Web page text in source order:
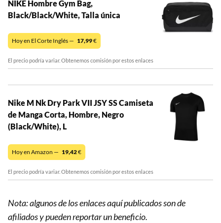
NIKE Hombre Gym Bag,
Black/Black/White, Talla única
Hoy en El Corte Inglés — 17,99€
El precio podría variar. Obtenemos comisión por estos enlaces
Nike M Nk Dry Park VII JSY SS Camiseta
de Manga Corta, Hombre, Negro
(Black/White), L
Hoy en Amazon — 19,42€
El precio podría variar. Obtenemos comisión por estos enlaces
Nota: algunos de los enlaces aquí publicados son de
afiliados y pueden reportar un beneficio.